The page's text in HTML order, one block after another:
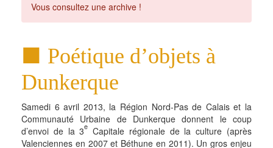
Vous consultez une archive !
Poétique d’objets à
Dunkerque
Samedi 6 avril 2013, la Région Nord-Pas de Calais et la
Communauté Urbaine de Dunkerque donnent le coup
d’envoi de la 3e Capitale régionale de la culture (après
Valenciennes en 2007 et Béthune en 2011). Un gros enjeu